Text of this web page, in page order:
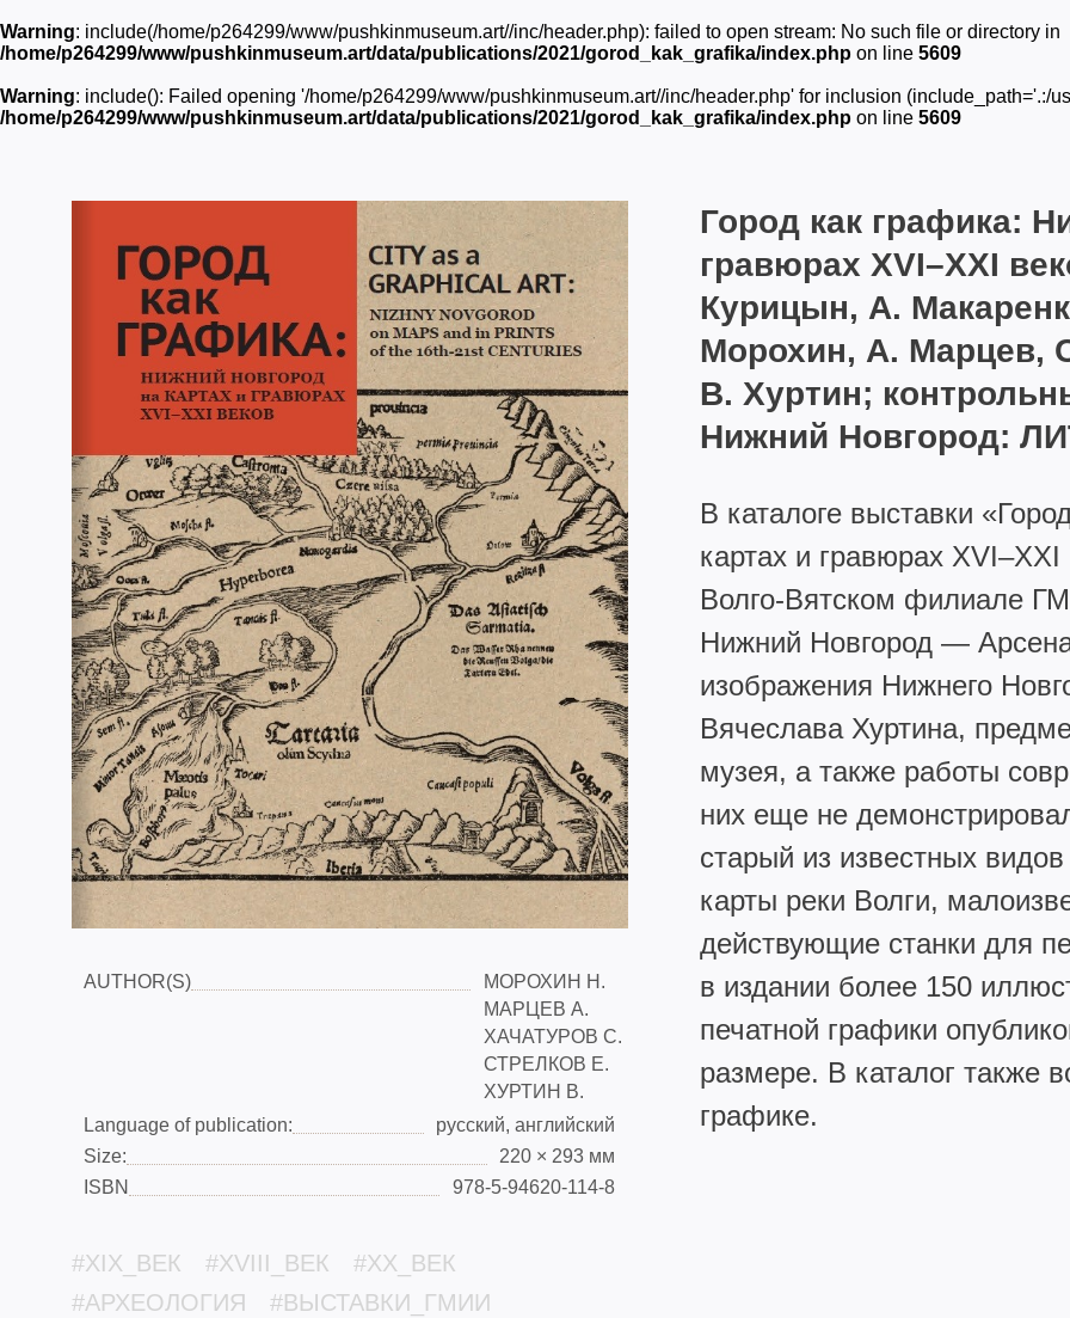
Warning: include(/home/p264299/www/pushkinmuseum.art//inc/header.php): failed to open stream: No such file or directory in
/home/p264299/www/pushkinmuseum.art/data/publications/2021/gorod_kak_grafika/index.php on line 5609
Warning: include(): Failed opening '/home/p264299/www/pushkinmuseum.art//inc/header.php' for inclusion (include_path='.:/
/home/p264299/www/pushkinmuseum.art/data/publications/2021/gorod_kak_grafika/index.php on line 5609
AUTHOR(S)
МОРОХИН Н.
МАРЦЕВ А.
ХАЧАТУРОВ С.
СТРЕЛКОВ Е.
ХУРТИН В.
Language of publication:
русский, английский
Size:
220 × 293 мм
ISBN
978-5-94620-114-8
#XIX_ВЕК #XVIII_ВЕК
#XX_ВЕК
#АРХЕОЛОГИЯ
#ВЫСТАВКИ_ГМИИ
Город как графика:
гравюрах ХVI–ХХI
Курицын, А.
Морохин, А. Марцев,
В. Хуртин;
Нижний Новгород:
В каталоге выставки
картах и гравюрах
Волго-Вятском филиале
Нижний Новгород —
изображения Нижнего
Вячеслава Хуртина,
музея, а также работы
них еще не
старый из известных
карты реки Волги,
действующие станки для
в издании более 150
печатной графики
размере. В каталог также
графике.